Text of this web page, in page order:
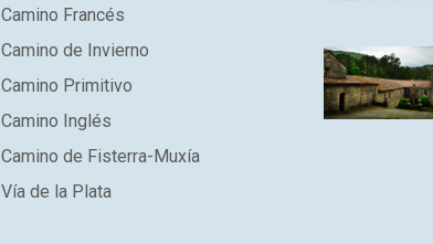
Camino Francés
Camino de Invierno
Camino Primitivo
Camino Inglés
Camino de Fisterra-Muxía
Vía de la Plata